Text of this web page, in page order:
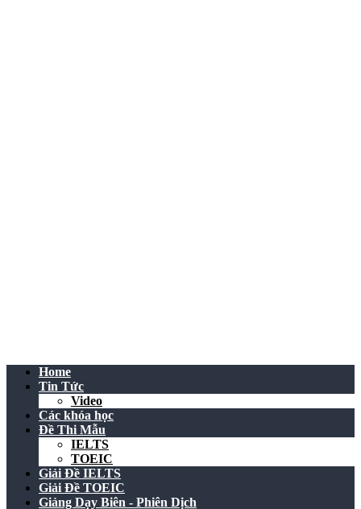
Home
Tin Tức
Video
Các khóa học
Đề Thi Mẫu
IELTS
TOEIC
Giải Đề IELTS
Giải Đề TOEIC
Giảng Dạy Biên - Phiên Dịch